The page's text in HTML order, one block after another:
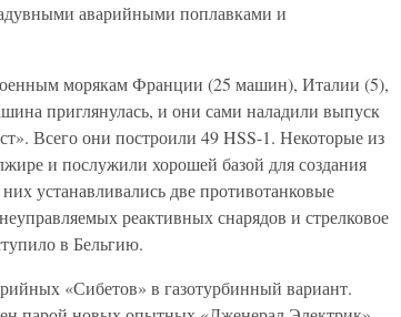
аварийными поплавками и
морякам Франции (25 машин), Италии (5),
приглянулась, и они сами наладили выпуск
Всего они построили 49 HSS-1. Некоторые из
и послужили хорошей базой для создания
устанавливались две противотанковые
реактивных снарядов и стрелковое
в Бельгию.
«Сибетов» в газотурбинный вариант.